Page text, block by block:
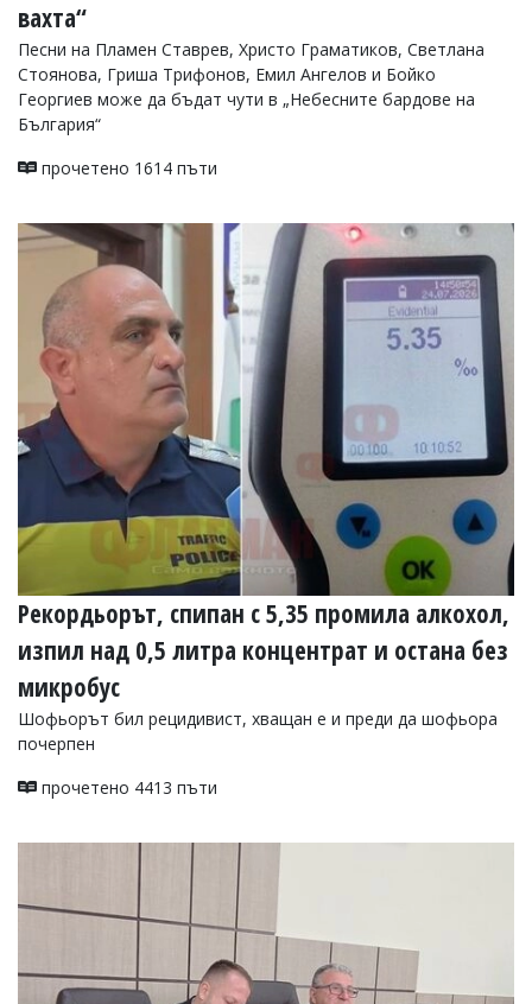
вахта“
Песни на Пламен Ставрев, Христо Граматиков, Светлана
Стоянова, Гриша Трифонов, Емил Ангелов и Бойко
Георгиев може да бъдат чути в „Небесните бардове на
България“
прочетено 1614 пъти
Рекордьорът, спипан с 5,35 промила алкохол,
изпил над 0,5 литра концентрат и остана без
микробус
Шофьорът бил рецидивист, хващан е и преди да шофьора
почерпен
прочетено 4413 пъти